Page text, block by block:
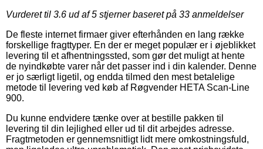
Vurderet til 3.6 ud af 5 stjerner baseret på 33 anmeldelser
De fleste internet firmaer giver efterhånden en lang række
forskellige fragttyper. En der er meget populær er i øjeblikket
levering til et afhentningssted, som gør det muligt at hente
de nyindkøbte varer når det passer ind i din kalender. Denne
er jo særligt ligetil, og endda tilmed den mest betalelige
metode til levering ved køb af Røgvender HETA Scan-Line
900.
Du kunne endvidere tænke over at bestille pakken til
levering til din lejlighed eller ud til dit arbejdes adresse.
Fragtmetoden er gennemsnitligt lidt mere omkostningsfuld,